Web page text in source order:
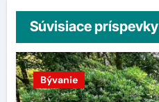
Súvisiace príspevky
Bývanie